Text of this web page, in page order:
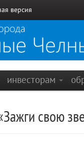
версия
инвесторам
свою